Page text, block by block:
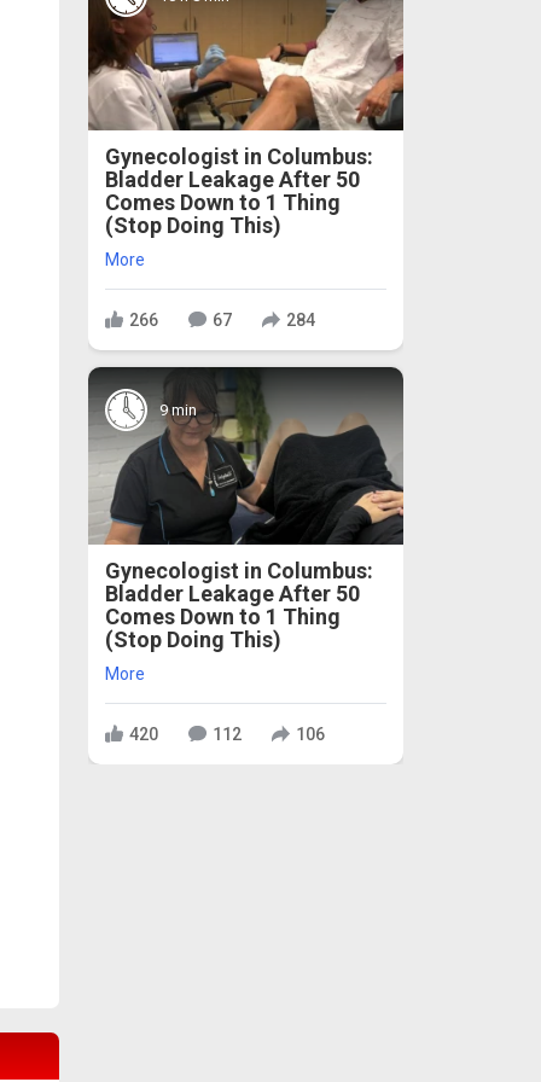
Gynecologist in Columbus:
Bladder Leakage After 50
Comes Down to 1 Thing
(Stop Doing This)
More
266 67 284
9 min
Gynecologist in Columbus:
Bladder Leakage After 50
Comes Down to 1 Thing
(Stop Doing This)
More
420 112 106